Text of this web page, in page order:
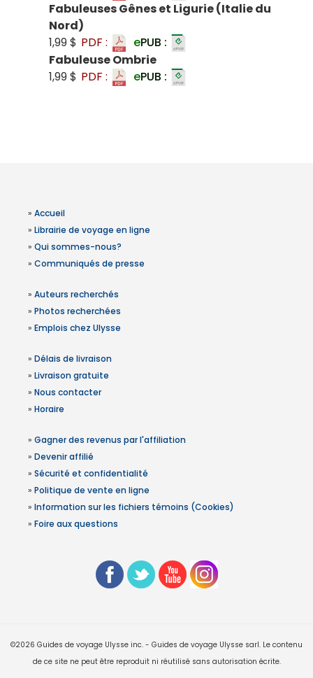
Fabuleuses Gênes et Ligurie (Italie du
Nord)
1,99 $ PDF : ePUB :
Fabuleuse Ombrie
1,99 $ PDF : ePUB :
» Accueil
» Librairie de voyage en ligne
» Qui sommes-nous?
» Communiqués de presse
» Auteurs recherchés
» Photos recherchées
» Emplois chez Ulysse
» Délais de livraison
» Livraison gratuite
» Nous contacter
» Horaire
» Gagner des revenus par l'affiliation
» Devenir affilié
» Sécurité et confidentialité
» Politique de vente en ligne
» Information sur les fichiers témoins (Cookies)
» Foire aux questions
©2026 Guides de voyage Ulysse inc. - Guides de voyage Ulysse sarl. Le contenu
de ce site ne peut être reproduit ni réutilisé sans autorisation écrite.